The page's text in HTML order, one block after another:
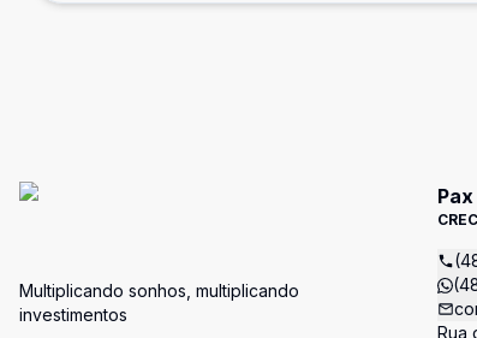
Multiplicando sonhos, multiplicando
investimentos
Rua